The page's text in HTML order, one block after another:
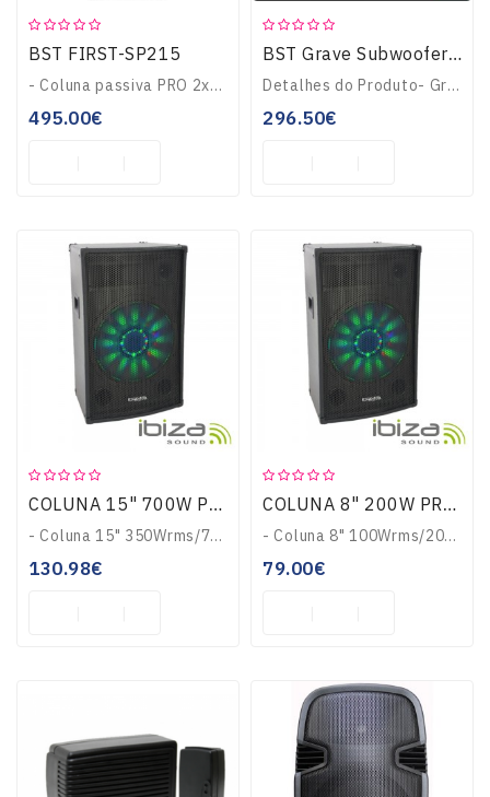
BST FIRST-SP215
- Coluna passiva PRO 2x15" Full-Range- Potência RMS: 600Wrms (2400Wmáx)- Acabamento c/ pintura texturizada- Painel contraplacado 15mm, grelha metálica- Frequênc..
495.00€
BST Grave Subwoofer Passivo Pro 12" 1600W 15MM Mdf FIRST-SP12S
Detalhes do Produto- Grave Subwoofer passivo PRO 12"- Potência RMS: 400Wrms (1600Wmáx)- Acabamento c/ pintura texturizada- Painel contraplacado 15mm, grelha met..
296.50€
COLUNA 15" 700W PRETA IBIZA X-LED15
- Coluna 15" 350Wrms/700Wmáx- Entradas: 2x 6.35mm / SPEAKON- LEDS ativados através da batida dos graves- Frequência: 45Hz-20.000Hz- Impedância: 8 Ohm- Dimensões..
130.98€
COLUNA 8" 200W PRETA IBIZA X-LED8
- Coluna 8" 100Wrms/200Wmáx- Entradas: 2x 6.35mm- LEDS ativados através da batida dos graves- Frequência: 50Hz-20.000Hz- Impedância: 8 Ohm- Dimensões: 29 x 26 x..
79.00€